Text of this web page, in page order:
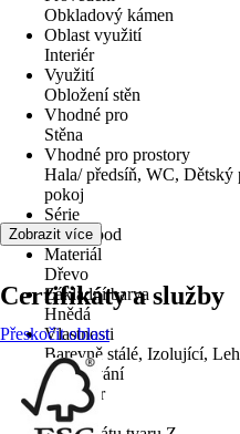
Obkladový kámen
Oblast využití
Interiér
Využití
Obložení stěn
Vhodné pro
Stěna
Vhodné pro prostory
Hala/ předsíň, WC,
pokoj
Série
UltraWood
Materiál
Dřevo
Základní barva
Hnědá
Vlastnosti
Barevně stálé, Izolující,
Zpracování
Bez spár
Formát
Zobrazit více
Certifikáty a služby
Přeskočit oblast